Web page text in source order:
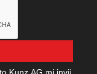
Kunz AG mi invii